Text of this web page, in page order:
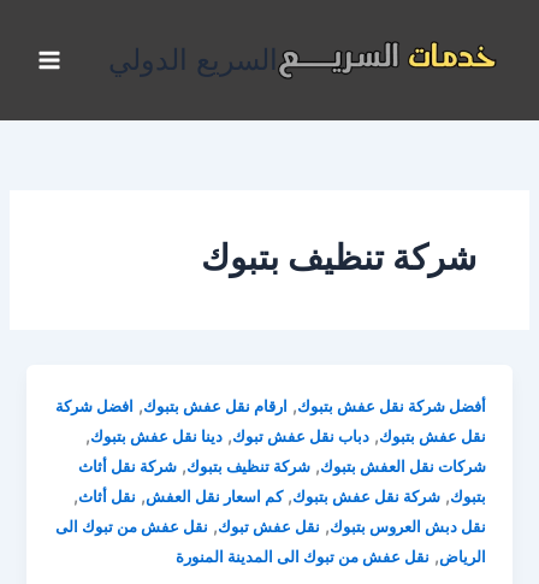
المحتوى
السريع الدولي
شركة تنظيف بتبوك
أفضل شركة نقل عفش بتبوك, ارقام نقل عفش بتبوك, افضل شركة
نقل عفش بتبوك,دباب نقل عفش تبوك,دينا نقل عفش بتبوك,
شركات نقل العفش بتبوك,شركة تنظيف بتبوك,شركة نقل أثاث
بتبوك,شركة نقل عفش بتبوك,كم اسعار نقل العفش, نقل أثاث,
نقل دبش العروس بتبوك, نقل عفش تبوك, نقل عفش من تبوك الى
الرياض, نقل عفش من تبوك الى المدينة المنورة